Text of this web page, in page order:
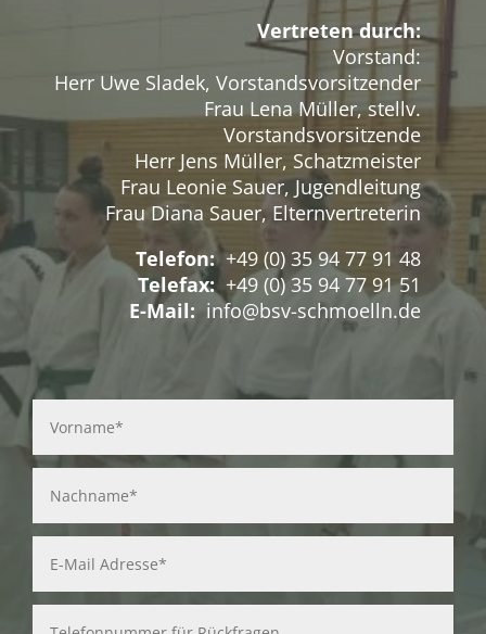
Vertreten durch:
Vorstand:
Herr Uwe Sladek, Vorstandsvorsitzender
Frau Lena Müller, stellv.
Vorstandsvorsitzende
Herr Jens Müller, Schatzmeister
Frau Leonie Sauer, Jugendleitung
Frau Diana Sauer, Elternvertreterin
Telefon:+49 (0) 35 94 77 91 48
Telefax: +49 (0) 35 94 77 91 51
E-Mail: info@bsv-schmoelln.de